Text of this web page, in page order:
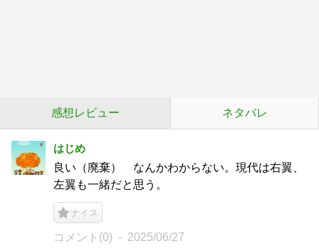
感想レビュー ネタバレ
はじめ
良い（廃棄） なんかわからない。現代は右翼、
左翼も一緒だと思う。
ナイス
コメント(0) 2025/06/27